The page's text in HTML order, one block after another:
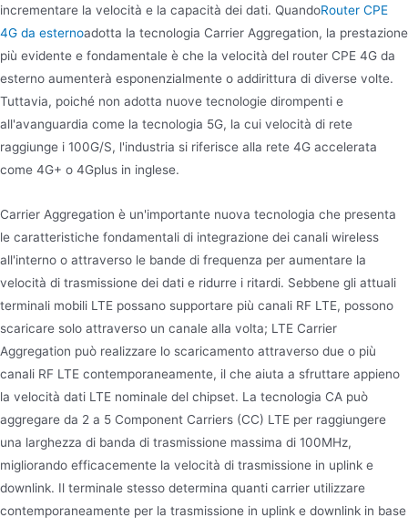
incrementare la velocità e la capacità dei dati. QuandoRouter CPE
4G da esternoadotta la tecnologia Carrier Aggregation, la prestazione
più evidente e fondamentale è che la velocità del router CPE 4G da
esterno aumenterà esponenzialmente o addirittura di diverse volte.
Tuttavia, poiché non adotta nuove tecnologie dirompenti e
all'avanguardia come la tecnologia 5G, la cui velocità di rete
raggiunge i 100G/S, l'industria si riferisce alla rete 4G accelerata
come 4G+ o 4Gplus in inglese.
Carrier Aggregation è un'importante nuova tecnologia che presenta
le caratteristiche fondamentali di integrazione dei canali wireless
all'interno o attraverso le bande di frequenza per aumentare la
velocità di trasmissione dei dati e ridurre i ritardi. Sebbene gli attuali
terminali mobili LTE possano supportare più canali RF LTE, possono
scaricare solo attraverso un canale alla volta; LTE Carrier
Aggregation può realizzare lo scaricamento attraverso due o più
canali RF LTE contemporaneamente, il che aiuta a sfruttare appieno
la velocità dati LTE nominale del chipset. La tecnologia CA può
aggregare da 2 a 5 Component Carriers (CC) LTE per raggiungere
una larghezza di banda di trasmissione massima di 100MHz,
migliorando efficacemente la velocità di trasmissione in uplink e
downlink. Il terminale stesso determina quanti carrier utilizzare
contemporaneamente per la trasmissione in uplink e downlink in base